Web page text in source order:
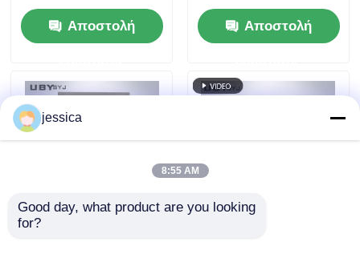
γήρανσης με 100%
σταθερή κορεσμένη
υγρασία 105°C ~
θερμοκρασίας και
πίεση εργασίας 0,05
~ 0,30MPa
Αποστολή
τόξου Xenon με 2,5
KW αερόψυκτος
λαμπτήρας Xenon
γήρανσης συμβατές
με ISO και ASTM
Αποστολή
jessica
8:55 AM
Good day, what product are you looking
for?